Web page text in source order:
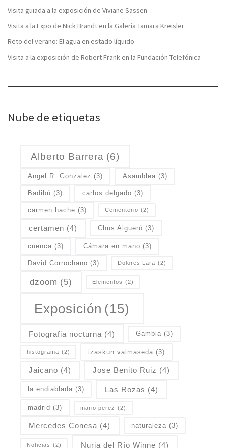
Visita guiada a la exposición de Viviane Sassen
Visita a la Expo de Nick Brandt en la Galería Tamara Kreisler
Reto del verano: El agua en estado líquido
Visita a la exposición de Robert Frank en la Fundación Telefónica
Nube de etiquetas
Alberto Barrera (6)
Angel R. Gonzalez (3) Asamblea (3)
Badibú (3) carlos delgado (3)
carmen hache (3) Cementerio (2)
certamen (4) Chus Algueró (3)
cuenca (3) Cámara en mano (3)
David Corrochano (3) Dolores Lara (2)
dzoom (5) Elementos (2)
Exposición (15)
Fotografia nocturna (4) Gambia (3)
histograma (2) izaskun valmaseda (3)
Jaicano (4) Jose Benito Ruiz (4)
la endiablada (3) Las Rozas (4)
madrid (3) mario perez (2)
Mercedes Conesa (4) naturaleza (3)
Noticias (2) Nuria del Río Winne (4)